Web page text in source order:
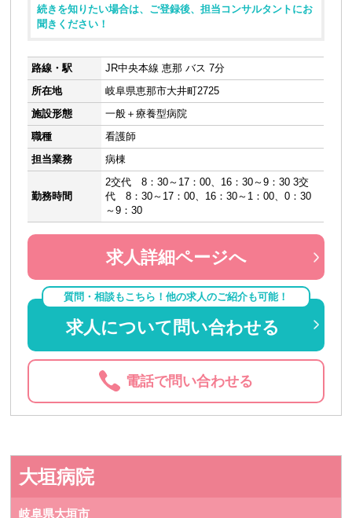
続きを知りたい場合は、ご登録後、担当コンサルタントにお
聞きください！
路線・駅
JR中央本線 恵那 バス 7分
所在地
岐阜県恵那市大井町2725
施設形態
一般＋療養型病院
職種
看護師
担当業務
病棟
勤務時間
2交代 8：30～17：00、16：30～9：30 3交
代 8：30～17：00、16：30～1：00、0：30
～9：30
求人詳細ページへ
質問・相談もこちら！他の求人のご紹介も可能！
求人について問い合わせる
電話で問い合わせる
大垣病院
岐阜県大垣市